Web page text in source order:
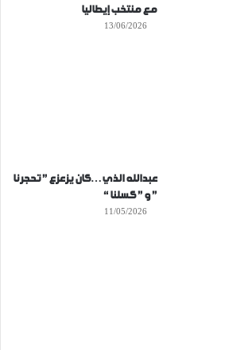
مع منتخب إيطاليا
13/06/2026
عبدالله الذي…كان يزعزع ” تحجرنا
” و ” كسلنا “
11/05/2026